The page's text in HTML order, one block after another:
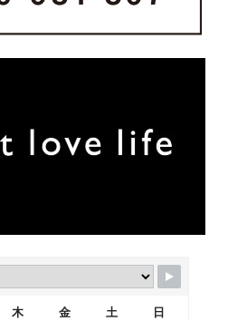
木 金 土 日